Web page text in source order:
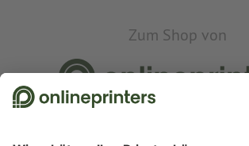
Zum Shop von